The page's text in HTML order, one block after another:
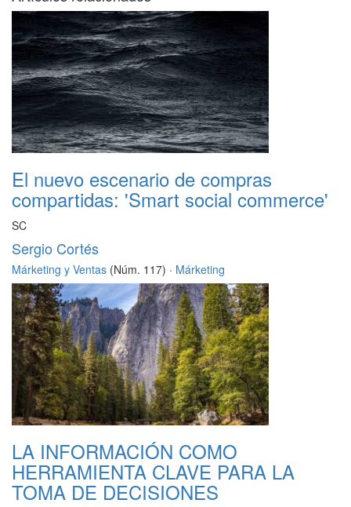
El nuevo escenario de compras
compartidas: 'Smart social commerce'
SC
Sergio Cortés
Márketing y Ventas (Núm. 117) · Márketing
LA INFORMACIÓN COMO
HERRAMIENTA CLAVE PARA LA
TOMA DE DECISIONES